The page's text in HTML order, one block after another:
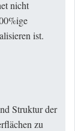
nicht
ist.
Struktur der
zu